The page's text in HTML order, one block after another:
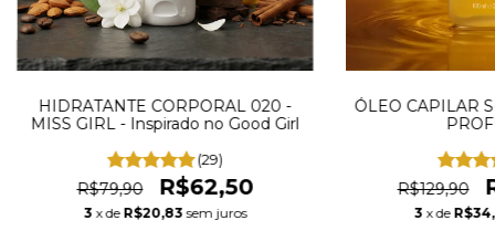
HIDRATANTE CORPORAL 020 -
MISS GIRL - Inspirado no Good Girl
(29)
R$79,90 R$62,50
3 x de R$20,83 sem juros
ÓLEO CAPILAR
R$129,90
3 x de